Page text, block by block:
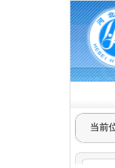
当前